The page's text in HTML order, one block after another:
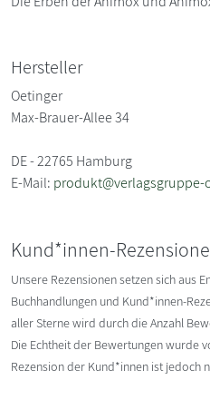
Hersteller
Oetinger
Max-Brauer-Allee 34
DE - 22765 Hamburg
E-Mail: produkt@verlagsgruppe-
Kund*innen-
Unsere Rezensionen setzen sich aus
Buchhandlungen und Kund*innen-
aller Sterne wird durch die Anzahl
Die Echtheit der Bewertungen wurde
Rezension der Kund*innen ist jedoch